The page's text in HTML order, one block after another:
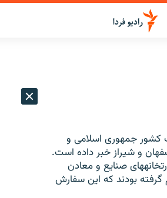
كشور جمهوری اسلامی و
قطار شهری تبريز، اصفهان و شيراز خبر داده است.
صنايع و معادن
بودند که اين سفارش